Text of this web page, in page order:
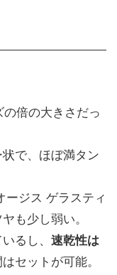
倍の大きさだっ
で、ほぼ満タン
ージス ゲラスティ
も少し弱い。
るし、 速乾性は
セットが可能。